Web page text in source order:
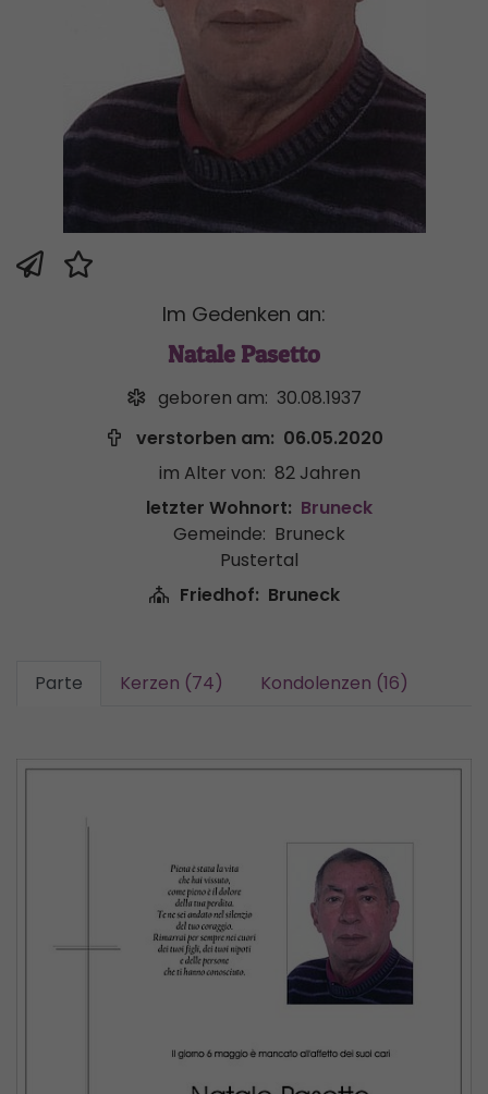
Im Gedenken an:
Natale Pasetto
geboren am: 30.08.1937
verstorben am: 06.05.2020
im Alter von: 82 Jahren
letzter Wohnort: Bruneck
Gemeinde: Bruneck
Pustertal
Friedhof: Bruneck
Parte Kerzen (74) Kondolenzen (16)